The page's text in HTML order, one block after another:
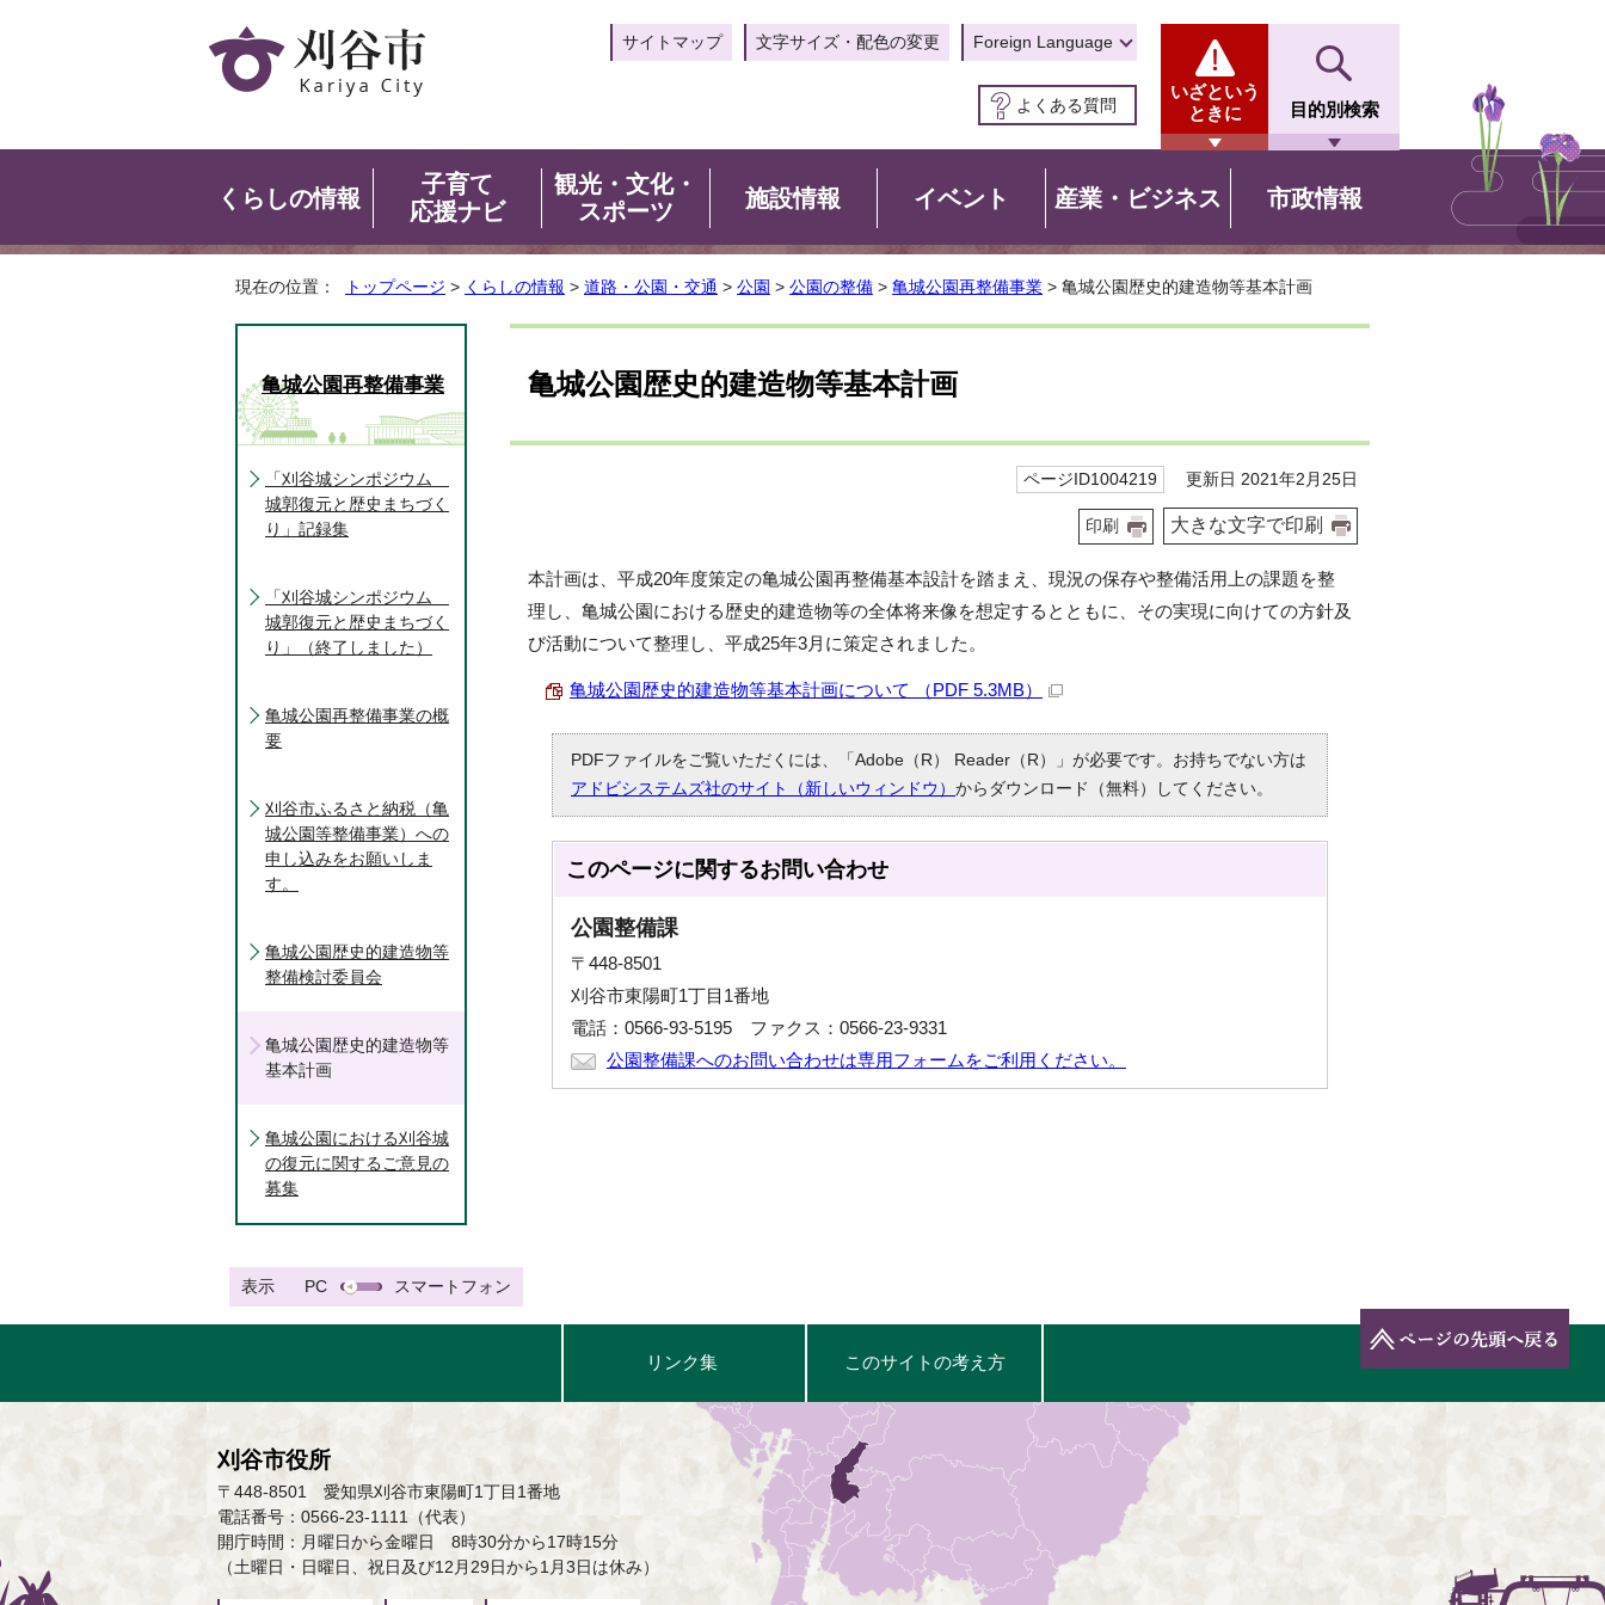
サイトマップ 文字サイズ・配色の変更 Foreign Language
よくある質問
いざという
ときに
目的別検索
くらしの情報
子育て
応援ナビ
観光・文化・
スポーツ
施設情報 イベント 産業・ビジネス 市政情報
現在の位置： トップページ > くらしの情報 > 道路・公園・交通 > 公園 > 公園の整備 > 亀城公園再整備事業 > 亀城公園歴史的建造物等基本計画
亀城公園歴史的建造物等基本計画
ページID1004219 更新日 2021年2月25日
印刷 大きな文字で印刷
本計画は、平成20年度策定の亀城公園再整備基本設計を踏まえ、現況の保存や整備活用上の課題を整
理し、亀城公園における歴史的建造物等の全体将来像を想定するとともに、その実現に向けての方針及
び活動について整理し、平成25年3月に策定されました。
亀城公園歴史的建造物等基本計画について （PDF 5.3MB）
PDFファイルをご覧いただくには、「Adobe（R） Reader（R）」が必要です。お持ちでない方は
アドビシステムズ社のサイト（新しいウィンドウ） からダウンロード（無料）してください。
このページに関するお問い合わせ
公園整備課
〒448-8501
刈谷市東陽町1丁目1番地
電話：0566-93-5195 ファクス：0566-23-9331
公園整備課へのお問い合わせは専用フォームをご利用ください。
亀城公園再整備事業
「刈谷城シンポジウム
城郭復元と歴史まちづく
り」記録集
「刈谷城シンポジウム
城郭復元と歴史まちづく
り」（終了しました）
亀城公園再整備事業の概
要
刈谷市ふるさと納税（亀
城公園等整備事業）への
申し込みをお願いしま
す。
亀城公園歴史的建造物等
整備検討委員会
亀城公園歴史的建造物等
基本計画
亀城公園における刈谷城
の復元に関するご意見の
募集
表示 PC スマートフォン
リンク集 このサイトの考え方
刈谷市役所
〒448-8501 愛知県刈谷市東陽町1丁目1番地
電話番号：0566-23-1111（代表）
開庁時間：月曜日から金曜日 8時30分から17時15分
（土曜日・日曜日、祝日及び12月29日から1月3日は休み）